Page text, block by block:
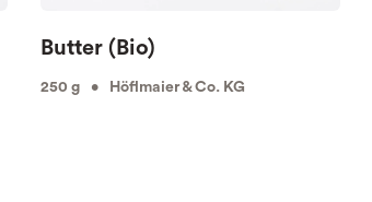
Butter (Bio)
250 g • Höflmaier & Co. KG